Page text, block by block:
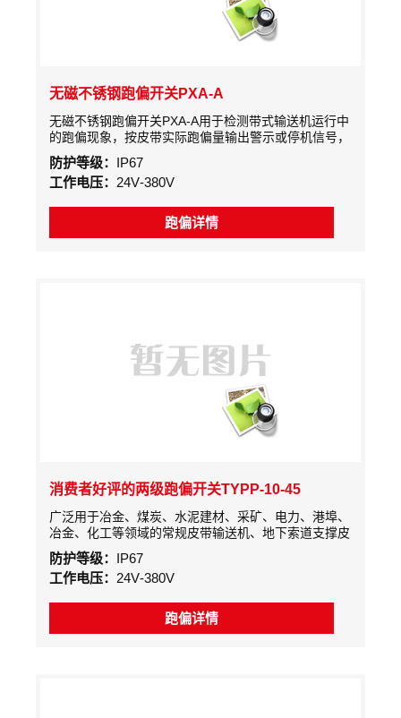
无磁不锈钢跑偏开关PXA-A
无磁不锈钢跑偏开关PXA-A用于检测带式输送机运行中
的跑偏现象，按皮带实际跑偏量输出警示或停机信号，
可的防止由皮带跑偏而产生的事故。是实现胶带机控制
的自动警示和停机的保护装置。
防护等级： IP67
工作电压： 24V-380V
跑偏详情
消费者好评的两级跑偏开关TYPP-10-45
广泛用于冶金、煤炭、水泥建材、采矿、电力、港埠、
冶金、化工等领域的常规皮带输送机、地下索道支撑皮
带输送机、轮船装卸系统、堆垛/取料输送机、倾斜和
梭式输送机、起重机、挖掘机、起重臂限位、裙边给料
机等各类输送机。重型限开关检测胶带的跑偏量，是实
防护等级： IP67
工作电压： 24V-380V
跑偏详情